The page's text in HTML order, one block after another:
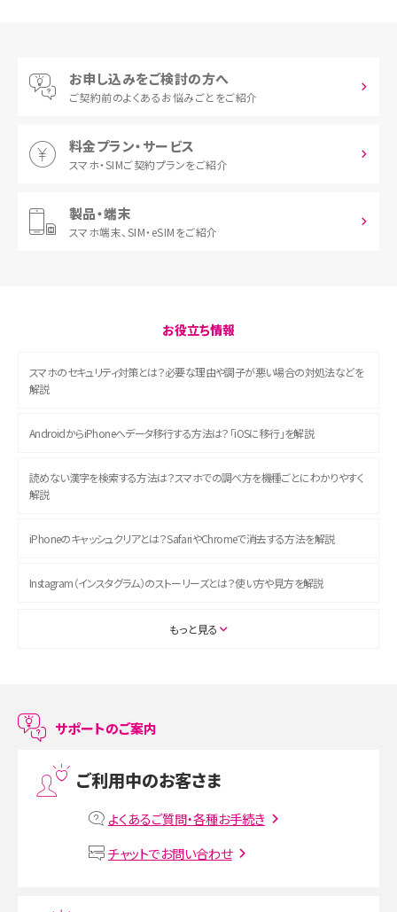
お申し込みをご検討の方へ
ご契約前のよくあるお悩みごとをご紹介
料金プラン・サービス
スマホ・SIMご契約プランをご紹介
製品・端末
スマホ端末、 SIM・eSIMをご紹介
お役立ち情報
スマホのセキュリティ対策とは？必要な理由や調子が悪い場合の対処法などを
解説
AndroidからiPhoneへデータ移行する方法は？「iOSに移行」を解説
読めない漢字を検索する方法は？スマホでの調べ方を機種ごとにわかりやすく
解説
iPhoneのキャッシュクリアとは？SafariやChromeで消去する方法を解説
Instagram（インスタグラム）のストーリーズとは？使い方や見方を解説
ASMRとは？初心者向けの代表ジャンルや楽しみ方を解説
LINEで友だちを削除する方法は？方法ごとの影響や復活・復元する方法も解説
プリペイドSIMとは？種類やメリット・デメリット、利用までの流れを解説
VPN接続とは？仕組みや必要性、メリット・デメリット、接続方法を解説
もっと見る
サポートのご案内
ご利用中のお客さま
よくあるご質問・各種お手続き
チャットでお問い合わせ